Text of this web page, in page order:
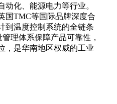
化、能源电力等行业。
国TMC等国际品牌深度合
到温度控制系统的全链条
理体系保障产品可靠性，
，是华南地区权威的工业